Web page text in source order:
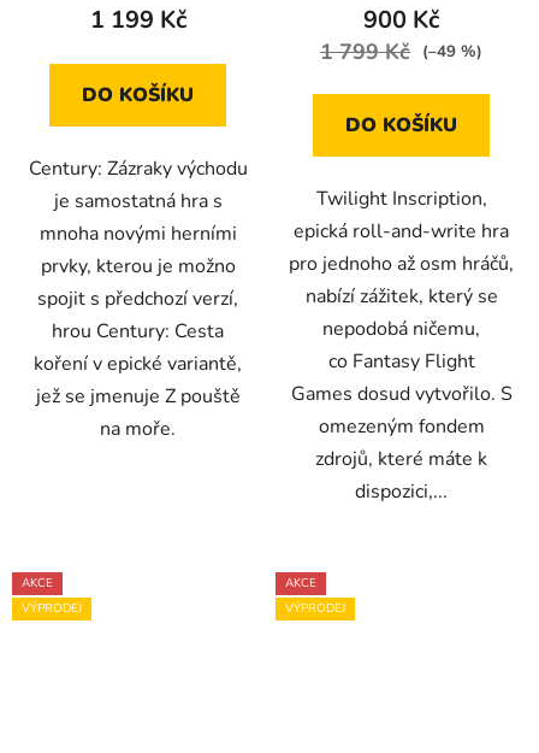
1 199 Kč
DO KOŠÍKU
Century: Zázraky východu
je samostatná hra s
mnoha novými herními
prvky, kterou je možno
spojit s předchozí verzí,
hrou Century: Cesta
koření v epické variantě,
jež se jmenuje Z pouště
na moře.
900 Kč
1 799 Kč (–49 %)
DO KOŠÍKU
Twilight Inscription,
epická roll-and-write hra
pro jednoho až osm hráčů,
nabízí zážitek, který se
nepodobá ničemu,
co Fantasy Flight
Games dosud vytvořilo. S
omezeným fondem
zdrojů, které máte k
dispozici,...
AKCE
VÝPRODEJ
AKCE
VÝPRODEJ